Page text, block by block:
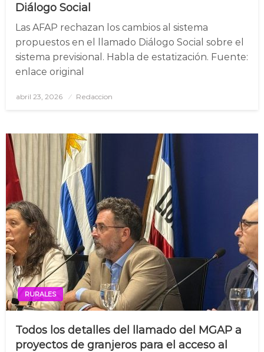
Diálogo Social
Las AFAP rechazan los cambios al sistema
propuestos en el llamado Diálogo Social sobre el
sistema previsional. Habla de estatización. Fuente:
enlace original
Posted
abril 23, 2026 Redaccion
RURALES
Todos los detalles del llamado del MGAP a
proyectos de granjeros para el acceso al